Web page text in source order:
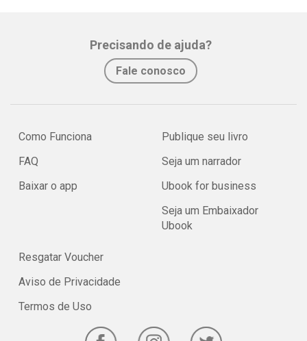
Precisando de ajuda?
Fale conosco
Como Funciona
FAQ
Baixar o app
Publique seu livro
Seja um narrador
Ubook for business
Seja um Embaixador
Ubook
Resgatar Voucher
Aviso de Privacidade
Termos de Uso